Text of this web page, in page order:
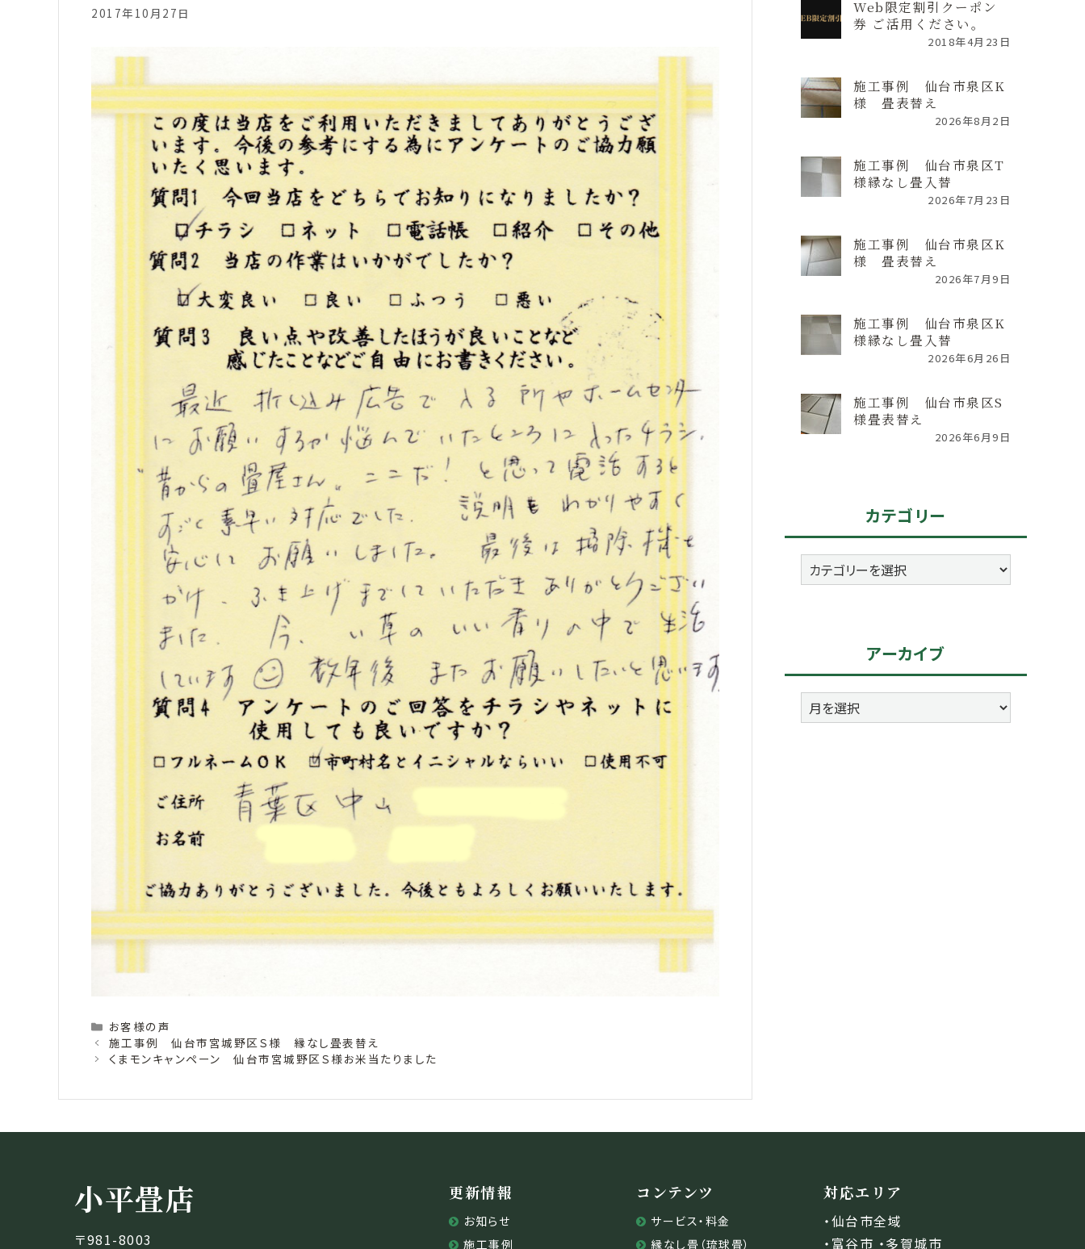
2017年10月27日
Categories
お客様の声
施工事例 仙台市宮城野区Ｓ様 縁なし畳表替え
くまモンキャンペーン 仙台市宮城野区Ｓ様お米当たりました
Web限定割引クーポン
券 ご活用ください。
2018年4月23日
施工事例 仙台市泉区K
様 畳表替え
2026年8月2日
施工事例 仙台市泉区T
様縁なし畳入替
2026年7月23日
施工事例 仙台市泉区K
様 畳表替え
2026年7月9日
施工事例 仙台市泉区K
様縁なし畳入替
2026年6月26日
施工事例 仙台市泉区S
様畳表替え
2026年6月9日
カテゴリー
カ
テ
アーカイブ
ア
ー
小平畳店
〒981-8003
更新情報
お知らせ
施工事例
コンテンツ
サービス・料金
縁なし畳（琉球畳）
対応エリア
・仙台市全域
・富谷市 ・多賀城市